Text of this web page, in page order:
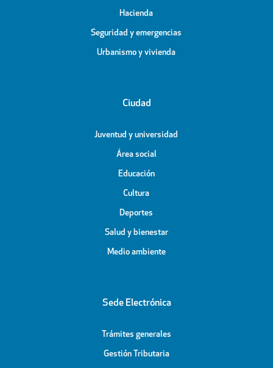
Hacienda
Seguridad y emergencias
Urbanismo y vivienda
Ciudad
Juventud y universidad
Área social
Educación
Cultura
Deportes
Salud y bienestar
Medio ambiente
Sede Electrónica
Trámites generales
Gestión Tributaria